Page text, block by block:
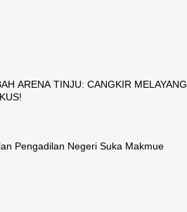
ARENA TINJU: CANGKIR MELAYANG,
Pengadilan Negeri Suka Makmue